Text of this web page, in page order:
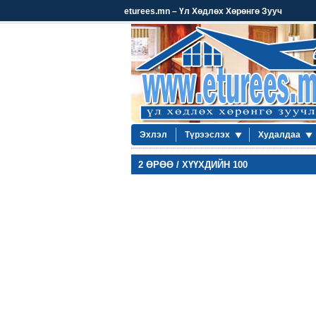
eturees.mn – Үл Хөдлөх Хөрөнгө Зууч
Эхлэл Түрээслэх Худалдаа
2 ӨРӨӨ / ХҮҮХДИЙН 100